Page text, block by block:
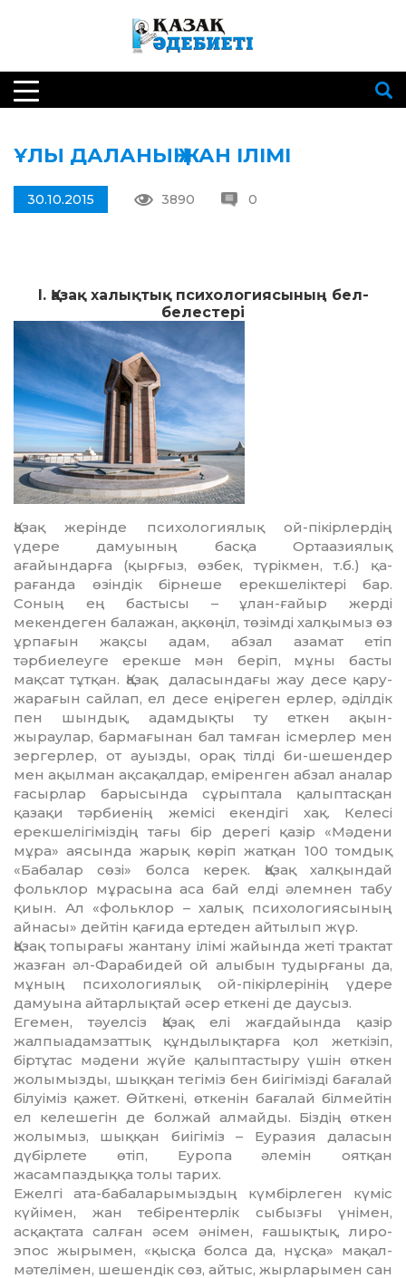
ҰЛЫ ДАЛАНЫҢ ЖАН ІЛІМІ
30.10.2015 3890 0
I. Қазақ халықтық психологиясының бел-
белестері
Қ
азақ жерінде психологиялық ой-пікір­лердің
үдере дамуының басқа Ортаазиялық
ағайындарға (қырғыз, өзбек, түрікмен, т.б.) қа­
рағанда өзіндік бірнеше ерекшеліктері бар.
Соның ең бастысы – ұлан-ғайыр жерді
мекендеген балажан, ақкөңіл, төзімді хал­қымыз өз
ұрпағын жақсы адам, абзал аза­мат етіп
тәрбиелеуге ерекше мән беріп, мұны басты
мақсат тұтқан. Қазақ даласын­дағы жау десе қару-
жарағын сайлап, ел де­се еңіреген ерлер, әділдік
пен шындық, адам­дықты ту еткен ақын-
жыраулар, бар­ма­ғынан бал тамған ісмерлер мен
зергерлер, от ауызды, орақ тілді би-шешендер
мен ақылман ақсақалдар, еміренген абзал ана­лар
ғасырлар барысында сұрыптала қа­лыптасқан
қазақи тәрбиенің жемісі екендігі хақ. Келесі
ерекшелігіміздің тағы бір дерегі қазір «Мәдени
мұра» аясында жарық көріп жатқан 100 томдық
«Бабалар сөзі» болса керек. Қазақ халқындай
фольклор мұра­сы­на аса бай елді әлемнен табу
қиын. Ал «фольк­лор – халық психологиясының
айнасы» дейтін қағида ертеден айтылып жүр.
Қазақ топырағы жантану ілімі жайында же­ті трактат
жазған әл-Фарабидей ой алыбын тудырғаны да,
мұның психологиялық ой-пі­кірлерінің үдере
дамуына айтарлықтай әсер еткені де даусыз.
Егемен, тәуелсіз Қазақ елі жағдайында қазір
жалпыадамзаттық құндылықтарға қол жеткізіп,
біртұтас мәдени жүйе қа­лып­­тастыру үшін өткен
жолымызды, шық­қан тегіміз бен биігімізді бағалай
білуіміз қажет. Өйткені, өткенін бағалай білмейтін
ел келешегін де болжай алмайды. Біздің өт­кен
жолымыз, шыққан биігіміз – Еуразия даласын
дүбірлете өтіп, Еуропа әле­мін оятқан
жасампаздыққа толы тарих.
Ежелгі ата-бабаларымыздың күмбір­ле­ген күміс
күйімен, жан тебірентерлік сы­бызғы үнімен,
асқақтата салған әсем әні­мен, ғашықтық, лиро-
эпос жырымен, «қыс­­қа болса да, нұсқа» мақал-
мәтелімен, ше­шендік сөз, айтыс, жырларымен сан